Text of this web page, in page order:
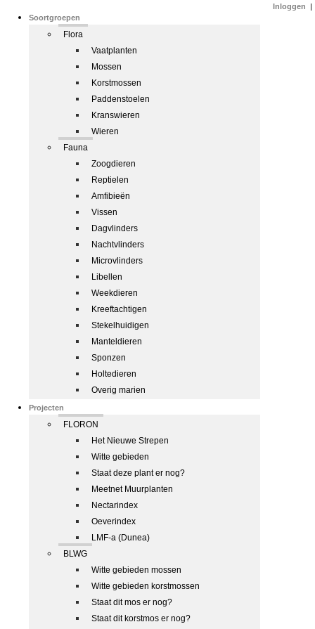
Soortgroepen
Flora
Vaatplanten
Mossen
Korstmossen
Paddenstoelen
Kranswieren
Wieren
Fauna
Zoogdieren
Reptielen
Amfibieën
Vissen
Dagvlinders
Nachtvlinders
Microvlinders
Libellen
Weekdieren
Kreeftachtigen
Stekelhuidigen
Manteldieren
Sponzen
Holtedieren
Overig marien
Projecten
FLORON
Het Nieuwe Strepen
Witte gebieden
Staat deze plant er nog?
Meetnet Muurplanten
Nectarindex
Oeverindex
LMF-a (Dunea)
BLWG
Witte gebieden mossen
Witte gebieden korstmossen
Staat dit mos er nog?
Staat dit korstmos er nog?
Inloggen |